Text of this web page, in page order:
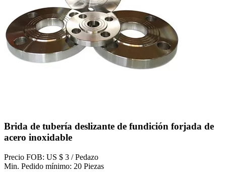
Brida de tubería deslizante de fundición forjada de
acero inoxidable
Precio FOB: US $ 3 / Pedazo
Min. Pedido mínimo: 20 Piezas